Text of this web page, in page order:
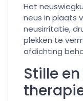
Het
neus in plaats
neusirritatie,
plekken te
afdichting
Stille